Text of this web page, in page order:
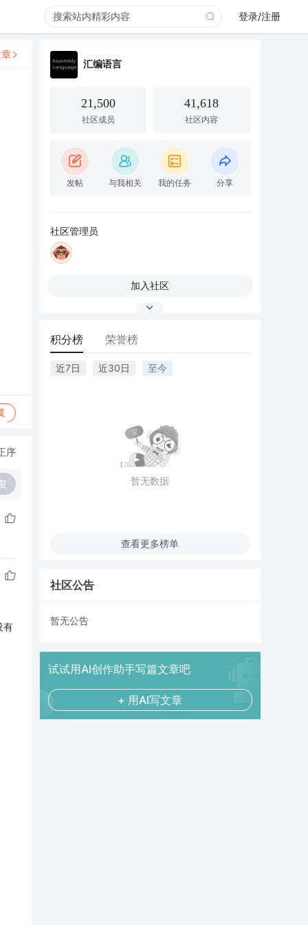
登录/注册
序
有
汇编语言
21,500
社区成员
41,618
社区内容
发帖 与我相关 我的任务 分享
社区管理员
加入社区
积分榜 荣誉榜
近7日 近30日 至今
暂无数据
查看更多榜单
社区公告
暂无公告
试试用AI创作助手写篇文章吧
+ 用AI写文章